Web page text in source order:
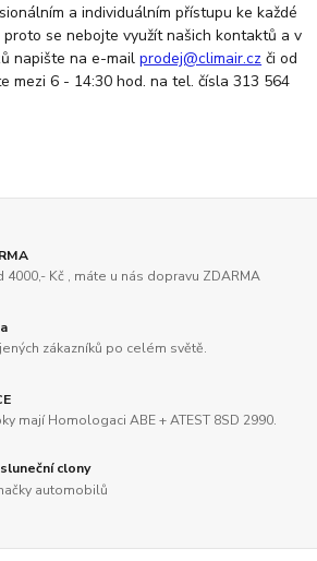
a individuálním přístupu ke každé
proto se nebojte využít našich kontaktů a v
napište na e-mailprodej@climair.cz či od
mezi 6 - 14:30 hod. na tel. čísla 313 564
4000,- Kč , máte u nás dopravu ZDARMA
zákazníků po celém světě.
mají Homologaci ABE + ATEST 8SD 2990.
clony
automobilů